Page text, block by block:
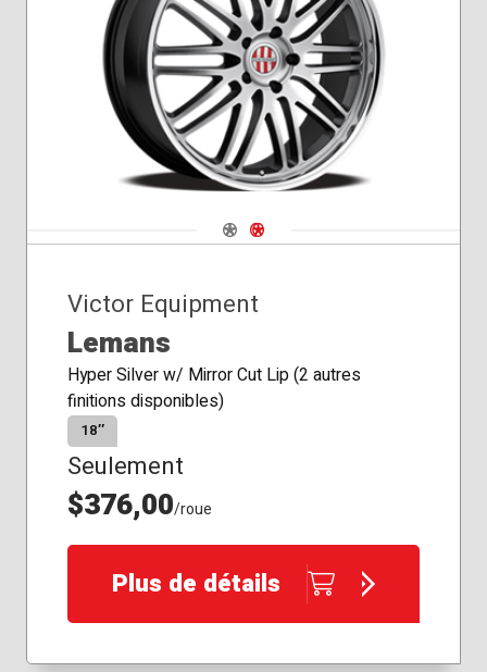
Navigate 1
Navigate 2
Victor Equipment
Lemans
Hyper Silver w/ Mirror Cut Lip (2 autres
finitions disponibles)
18″
Seulement
$376,00/roue
Plus de détails